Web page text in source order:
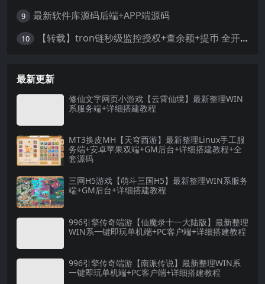
9 最新软件库源码后端+APP端源码
10 【转载】tron链秒级监控授权+查余额+提币 全开源带视频教程文字教程
最新更新
修仙文字网页小游戏【云霄仙境】最新整理WIN
系服务端+详细搭建教程
MT3换皮MH【天穹西游】最新整理Linux手工服
务端+安卓苹果双端+GM后台+详细搭建教程+全
套源码
三网H5游戏【萌斗三国H5】最新整理WIN系服务
端+GM后台+详细搭建教程
996引擎传奇端游【仙魔录十一大陆版】最新整理
WIN系一键即玩单机端+PC客户端+详细搭建教程
996引擎传奇端游【南派传说】最新整理WIN系
一键即玩单机端+PC客户端+详细搭建教程